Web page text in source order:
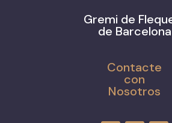
Gremi de
de Barcelona
Contacte
con
Nosotros